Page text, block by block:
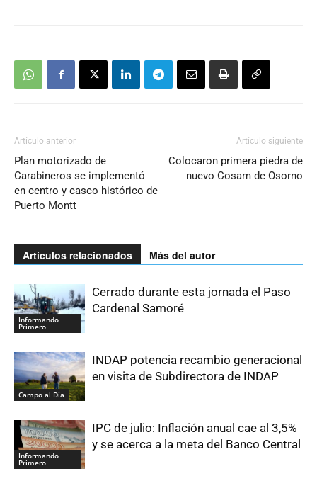
Artículo anterior
Plan motorizado de
Carabineros se implementó
en centro y casco histórico de
Puerto Montt
Artículo siguiente
Colocaron primera piedra de
nuevo Cosam de Osorno
Artículos relacionados Más del autor
Informando
Primero
Cerrado durante esta jornada el Paso
Cardenal Samoré
Campo al Día
INDAP potencia recambio generacional
en visita de Subdirectora de INDAP
Informando
Primero
IPC de julio: Inflación anual cae al 3,5%
y se acerca a la meta del Banco Central